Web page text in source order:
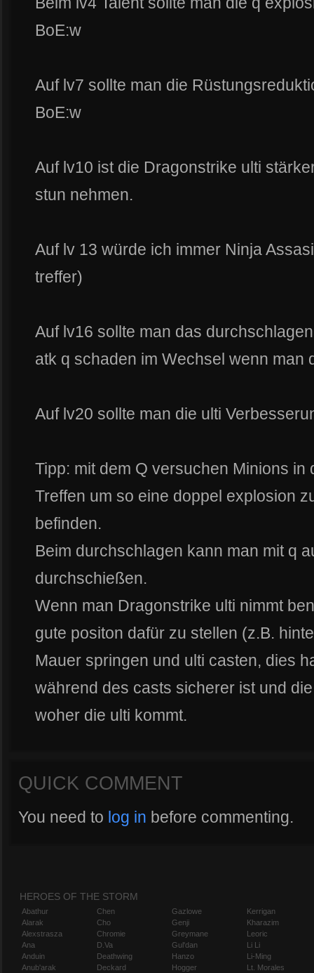
BoE:w
Auf lv7 sollte man die
BoE:w
Auf lv10 ist die Dragonstrike ulti
stun nehmen.
Auf lv 13 würde ich immer Ninja
treffer)
Auf lv16 sollte man das
atk q schaden im Wechsel wenn man
Auf lv20 sollte man die ulti
Tipp: mit dem Q versuchen Minions in
Treffen um so eine doppel explosion
befinden.
Beim durchschlagen kann man mit q
durchschießen.
Wenn man Dragonstrike ulti nimmt
gute positon dafür zu stellen (z.B.
Mauer springen und ulti casten, dies
während des casts sicherer ist und
woher die ulti kommt.
QUICK COMMENT
You need to log in before commenting.
HEROES OF THE STORM
Abathur
Alarak
Alexstrasza
Ana
Anduin
Anub'arak
Chen
Cho
Chromie
D.Va
Deathwing
Deckard
Gazlowe
Genji
Greymane
Gul'dan
Hanzo
Hogger
Kerrigan
Kharazim
Leoric
Li Li
Li-Ming
Lt. Morales